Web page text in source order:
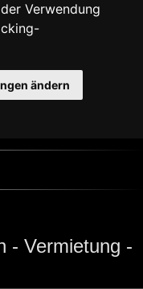
Verwendung
ändern
- Vermietung -